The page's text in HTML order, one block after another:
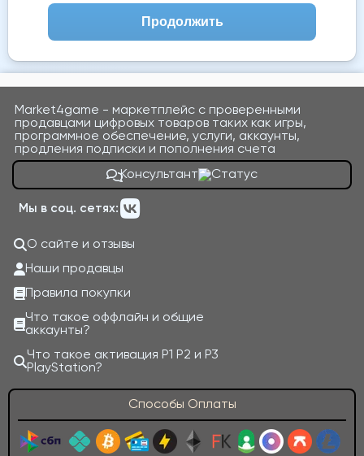
Продолжить
Market4game - маркетплейс с проверенными
продавцами цифровых товаров таких как игры,
программное обеспечение, услуги, аккаунты,
продления подписки и пополнения счета
Консультант
Мы в соц. сетях:
О сайте и отзывы
Наши продавцы
Правила покупки
Что такое оффлайн и общие
аккаунты?
Что такое активация P1 P2 и P3
PlayStation?
Способы Оплаты